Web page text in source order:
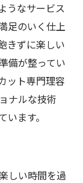
うなサービス
足のいく仕上
きずに楽しい
備が整ってい
ット専門理容
ナルな技術
ます。
しい時間を過